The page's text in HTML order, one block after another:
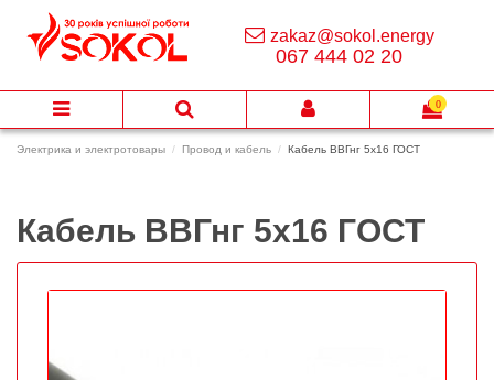
Электрика и электротовары Провод и кабель Кабель ВВГнг 5х16 ГОСТ
Кабель ВВГнг 5х16 ГОСТ
zakaz@sokol.energy
067 444 02 20
0